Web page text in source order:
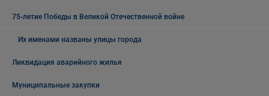
75-летие Победы в Великой Отечественной войне
Их именами названы улицы города
Ликвидация аварийного жилья
Муниципальные закупки